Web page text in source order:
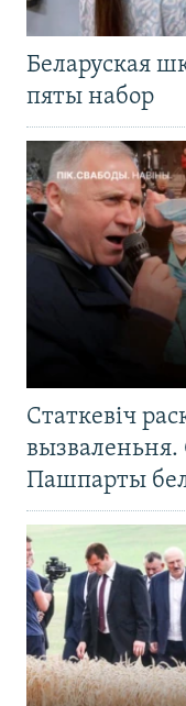
Беларуская
пяты набор
Статкевіч
вызваленьня.
Пашпарты